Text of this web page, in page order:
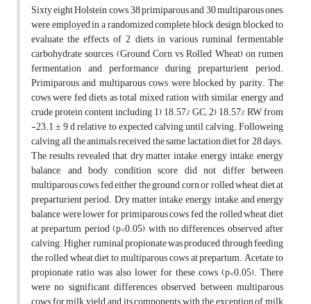
Sixty eight Holstein cows, 38 primiparous and 30 multiparous ones,
were employed in a randomized complete block design, blocked to
evaluate the effects of 2 diets in various ruminal fermentable
carbohydrate sources (Ground Corn vs Rolled Wheat) on rumen
fermentation and performance during preparturient period.
Primiparous and multiparous cows were blocked by parity. The
cows were fed diets as total mixed ration with similar energy and
crude protein content including 1) 18.57% GC; 2) 18.57% RW from
-23.1 ± 9 d relative to expected calving until calving. Followeing
calving, all the animals received the same lactation diet for 28 days.
The results revealed that, dry matter intake, energy intake, energy
balance, and body condition score did not differ between
multiparous cows fed either the ground corn or rolled wheat diet at
preparturient period. Dry matter intake, energy intake, and energy
balance were lower for primiparous cows fed the rolled wheat diet
at prepartum period (p<0.05) with no differences observed after
calving. Higher ruminal propionate was produced through feeding
the rolled wheat diet to multiparous cows at prepartum. Acetate to
propionate ratio was also lower for these cows (p<0.05). There
were no significant differences observed between multiparous